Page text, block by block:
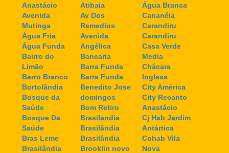
Anastácio
Avenida
Mutinga
Àgua Fria
Água Funda
Bairro do
Limão
Barro Branco
Bortolândia
Bosque da
Saúde
Bosque Da
Saúde
Bras Leme
Brasilândia
Atibaia
Av Dos
Remedios
Avenida
Angélica
Bancaria
Barra Funda
Barra Funda
Benedito Jose
domingos
Bom Retiro
Brasilandia
Brasilândia
Brasilândia
Brooklin novo
Água Branca
Cananéia
Carandiru
Carandiru
Casa Verde
Media
Chácara
Inglesa
City América
City Recanto
Anastácio
Cj Hab Jardim
Antártica
Cohab Vila
Nova